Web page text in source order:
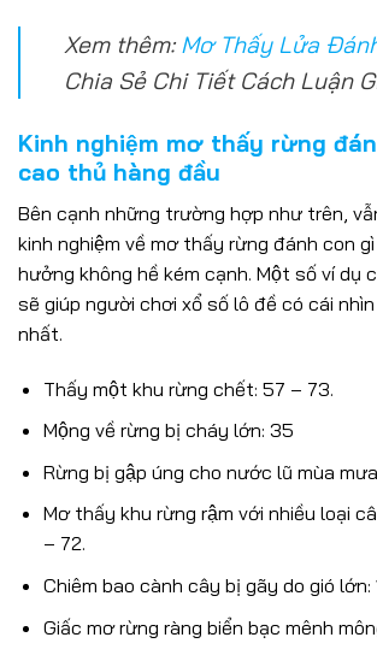
Xem thêm:Mơ Thấy Lửa
Chia Sẻ Chi Tiết Cách Luận
Kinh nghiệm mơ thấy rừng
cao thủ hàng đầu
Bên cạnh những trường hợp như trên,
kinh nghiệm về mơ thấy rừng đánh con
hưởng không hề kém cạnh. Một số ví dụ
sẽ giúp người chơi xổ số lô đề có cái
nhất.
Thấy một khu rừng chết: 57 – 73.
Mộng về rừng bị cháy lớn: 35
Rừng bị gập úng cho nước lũ mùa
Mơ thấy khu rừng rậm với nhiều loại
– 72.
Chiêm bao cành cây bị gãy do gió lớn:
Giấc mơ rừng ràng biển bạc mênh